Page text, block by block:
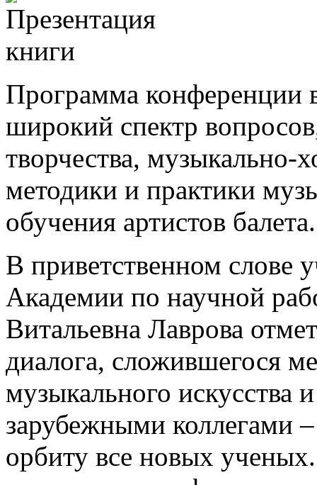
Программа конференции
широкий спектр
творчества, музыкально-
методики и практики
обучения артистов балета.
В приветственном слове
Академии по научной
Витальевна Лаврова
диалога, сложившегося
музыкального искусства
зарубежными коллегами
орбиту все новых